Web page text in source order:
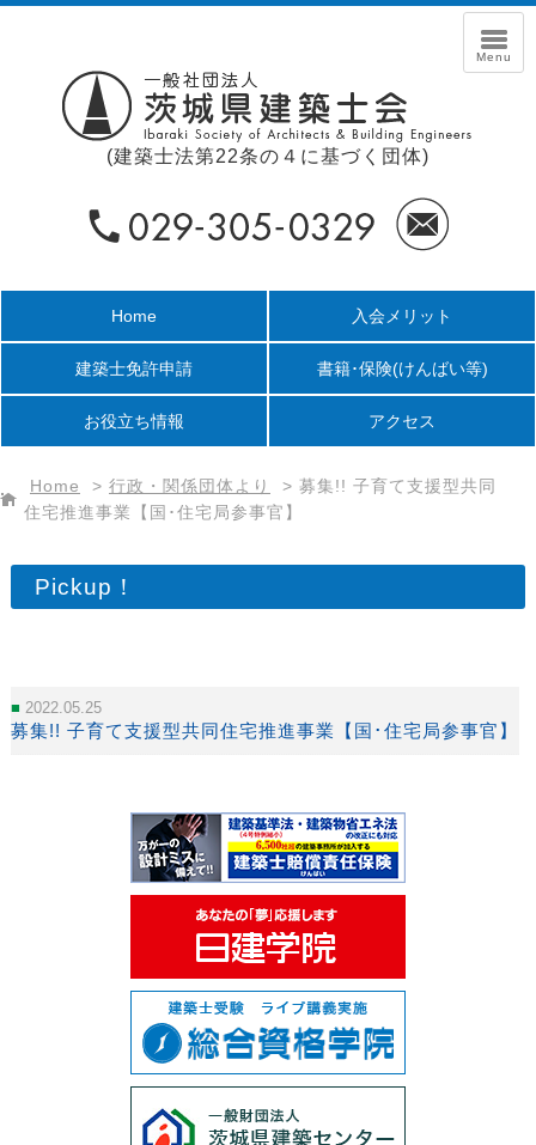
(建築士法第22条の４に基づく団体)
Home 入会メリット
建築士免許申請 書籍･保険(けんばい等)
お役立ち情報 アクセス
Home > 行政・関係団体より > 募集!! 子育て支援型共同
住宅推進事業【国･住宅局参事官】
Pickup！
2022.05.25
募集!! 子育て支援型共同住宅推進事業【国･住宅局参事官】